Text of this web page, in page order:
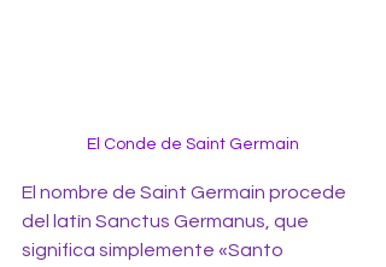
El Conde de Saint Germain
El nombre de Saint Germain procede
del latín Sanctus Germanus, que
significa simplemente «Santo